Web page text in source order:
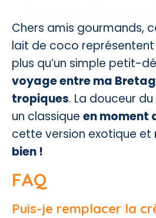
Chers amis gourmands,
lait de coco
plus qu’un simple petit-
voyage entre ma
tropiques. La douceur
un classique en moment
cette version exotique et
bien !
FAQ
Puis-je remplacer la